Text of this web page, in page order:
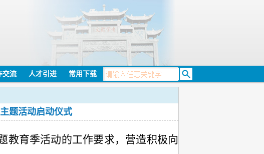
交流 人才引进 常用下载
题活动启动仪式
教育季活动的工作要求，营造积极向